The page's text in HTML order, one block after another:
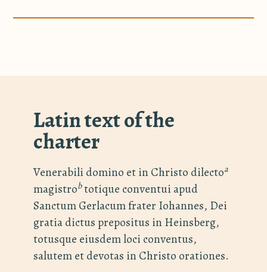
Latin text of the
charter
Venerabili domino et in Christo dilectoa
magistrobtotique conventui apud
Sanctum Gerlacum frater Iohannes, Dei
gratia dictus prepositus in Heinsberg,
totusque eiusdem loci conventus,
salutem et devotas in Christo orationes.